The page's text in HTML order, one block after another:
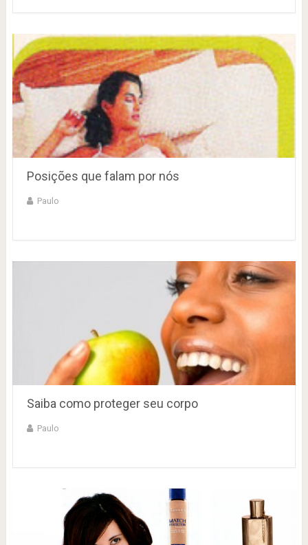
Posições que falam por nós
Paulo
Saiba como proteger seu corpo
Paulo